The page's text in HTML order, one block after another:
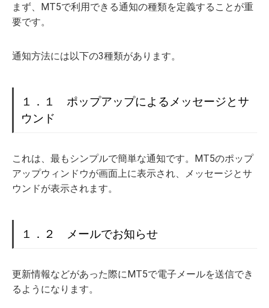
まず、MT5で利用できる通知の種類を定義することが重
要です。
通知方法には以下の3種類があります。
１．１ ポップアップによるメッセージとサ
ウンド
これは、最もシンプルで簡単な通知です。MT5のポップ
アップウィンドウが画面上に表示され、メッセージとサ
ウンドが表示されます。
１．２ メールでお知らせ
更新情報などがあった際にMT5で電子メールを送信でき
るようになります。